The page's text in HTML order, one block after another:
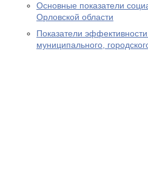
Основные показатели
Орловской области
Показатели
муниципального,